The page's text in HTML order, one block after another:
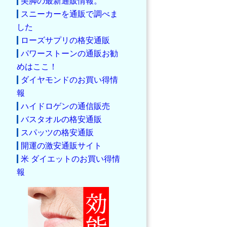
スニーカーを通販で調べま
した
ローズサプリの格安通販
パワーストーンの通販お勧
めはここ！
ダイヤモンドのお買い得情
報
ハイドロゲンの通信販売
バスタオルの格安通販
スパッツの格安通販
開運の激安通販サイト
米 ダイエットのお買い得情
報